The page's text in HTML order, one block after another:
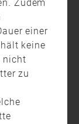
Autos in
brennenden
weitere
vor Ort war,
und
Zudem
einer
keine
nicht
zu